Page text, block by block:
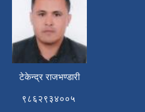
टेकेन्द्र राजभण्डारी
९८६२९३४००५